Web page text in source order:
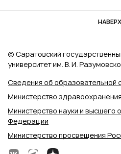
НАВЕРХ
Сведения об образовательной
Министерство
Министерство науки и высшего
Федерации
Министерство просвещения
© Саратовский
университет им. В. И.